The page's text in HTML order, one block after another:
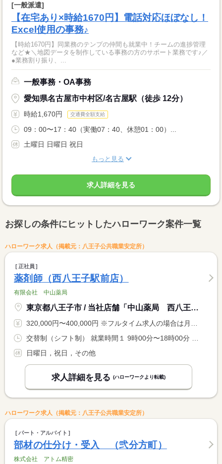
[一般派遣]
【在宅あり×時給1670円】電話対応ほぼなし！
Excel使用の事務♪
【時給1670円】同業務のテンプの仲間も就業中！チームの進捗管理
など★＼地図データを制作している事務の方のサポート業務です♪／
●業務割り振り、...
一般事務・OA事務
愛知県名古屋市中村区/名古屋駅（徒歩 12分）
時給1,670円 交通費全額支給
09：00〜17：40（実働07：40、休憩01：00）...
土曜日 日曜日 祝日
もっと見る
求人詳細を見る
お探しの条件にヒットしたハローワーク案件一覧
ハローワーク求人（掲載元：八王子公共職業安定所）
正社員
薬剤師（西八王子駅前店）
有限会社 中山薬局
東京都八王子市 / 当社店舗「中山薬局 西八王子駅前店」
320,000円〜400,000円 ※フルタイム求人の場合は月額（換算額）、パート求人の場合は時間額を表示しています。
日曜日，祝日，その他
求人詳細を見る (ハローワークより転載)
ハローワーク求人（掲載元：八王子公共職業安定所）
パート・アルバイト
部材の仕分け・受入 （弐分方町）
株式会社 アトム精密